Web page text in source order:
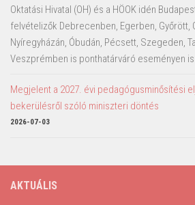
Oktatási Hivatal (OH) és a HÖOK idén
felvételizők Debrecenben, Egerben, Győrött,
Nyíregyházán, Óbudán, Pécsett, Szegeden,
Veszprémben is ponthatárváró eseményen is
Megjelent a 2027. évi pedagógusminősítési
bekerülésről szóló miniszteri döntés
2026-07-03
AKTUÁLIS